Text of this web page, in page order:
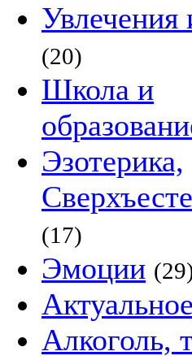
(20)
Школа и
Эзотерика,
(17)
Эмоции
Актуальное
Алкоголь,